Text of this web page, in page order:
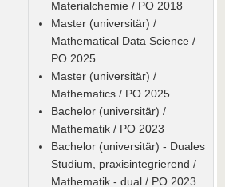
Materialchemie / PO 2018
Master (universitär) /
Mathematical Data Science /
PO 2025
Master (universitär) /
Mathematics / PO 2025
Bachelor (universitär) /
Mathematik / PO 2023
Bachelor (universitär) - Duales
Studium, praxisintegrierend /
Mathematik - dual / PO 2023